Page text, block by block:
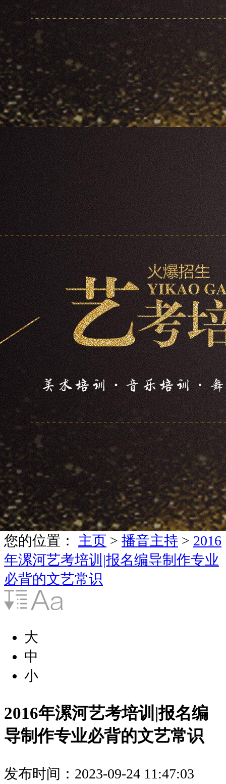
您的位置： 主页 > 播音主持 > 2016
年漯河艺考培训|报名编导制作专业
必背的文艺常识
大
中
小
2016年漯河艺考培训|报名编
导制作专业必背的文艺常识
发布时间：2023-09-24 11:47:03